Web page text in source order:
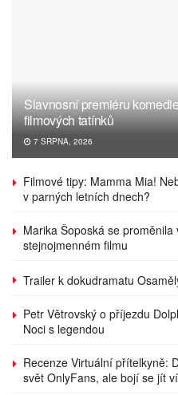
Slavnosní premiéru
filmových tatínků
7 SRPNA, 2026
Filmové tipy: Mamma Mia!
v parných letních dnech?
Marika Šoposká se
stejnojmenném filmu
Trailer k dokudramatu
Petr Větrovský o příjezdu
Noci s legendou
Recenze Virtuální přítelkyně:
svět OnlyFans, ale bojí se jít